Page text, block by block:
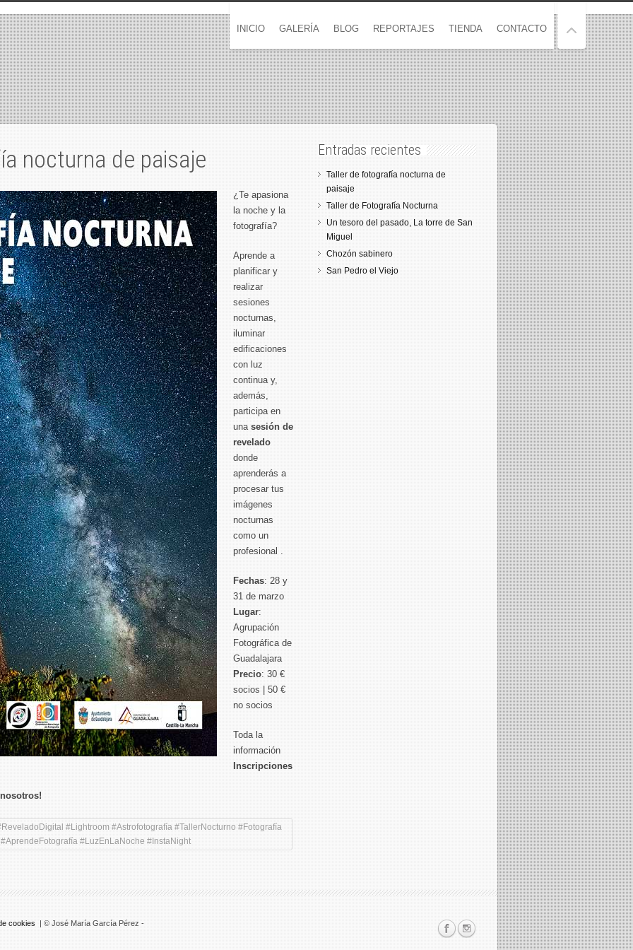
INICIO GALERÍA BLOG REPORTAJES TIENDA CONTACTO
nocturna de paisaje
¿Te apasiona
la noche y la
fotografía?
Aprende a
planificar y
realizar
sesiones
nocturnas,
iluminar
edificaciones
con luz
continua y,
además,
participa en
una sesión de
revelado
donde
aprenderás a
procesar tus
imágenes
nocturnas
como un
profesional .
Fechas: 28 y
31 de marzo
Lugar:
Agrupación
Fotográfica de
Guadalajara
Precio: 30 €
socios | 50 €
no socios
Toda la
información
Inscripciones
#Lightroom #Astrofotografía #TallerNocturno #Fotografía
#LuzEnLaNoche #InstaNight
Entradas recientes
Taller de fotografía nocturna de
paisaje
Taller de Fotografía Nocturna
Un tesoro del pasado, La torre de San
Miguel
Chozón sabinero
San Pedro el Viejo
cookies | © José María García Pérez -